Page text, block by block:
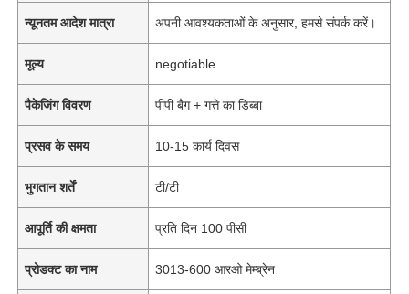
न्यूनतम आदेश मात्रा अपनी आवश्यकताओं के अनुसार, हमसे संपर्क करें।
मूल्य negotiable
पैकेजिंग विवरण पीपी बैग + गत्ते का डिब्बा
प्रसव के समय 10-15 कार्य दिवस
भुगतान शर्तें टी/टी
आपूर्ति की क्षमता प्रति दिन 100 पीसी
प्रोडक्ट का नाम 3013-600 आरओ मेम्ब्रेन